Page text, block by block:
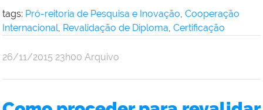
tags: Pró-reitoria de Pesquisa e Inovação, Cooperação
Internacional, Revalidação de Diploma, Certificação
por
publicado
26/11/2015 23h00 Arquivo